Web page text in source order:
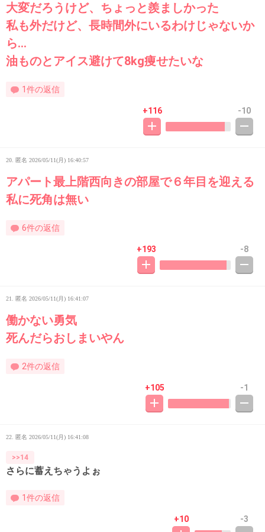
大変だろうけど、ちょっと羨ましかった
私も外だけど、長時間外にいるわけじゃないか
ら…
油ものとアイス避けて8kg痩せたいな
1件の返信
+116 -10
20. 匿名 2026/05/11(月) 16:40:57
アパート最上階西向きの部屋で６年目を迎える
私に死角は無い
6件の返信
+193 -8
21. 匿名 2026/05/11(月) 16:41:07
働かない勇気
死んだらおしまいやん
2件の返信
+105 -1
22. 匿名 2026/05/11(月) 16:41:08
>>14
さらに蓄えちゃうよぉ
1件の返信
+10 -3